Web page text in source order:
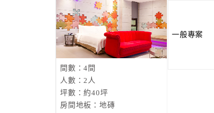
間數：4間
人數：2人
坪數：約40坪
房間地板：地磚
一般專案